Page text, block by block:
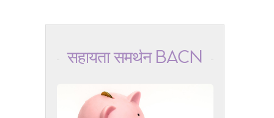
सहायता समर्थन BACN